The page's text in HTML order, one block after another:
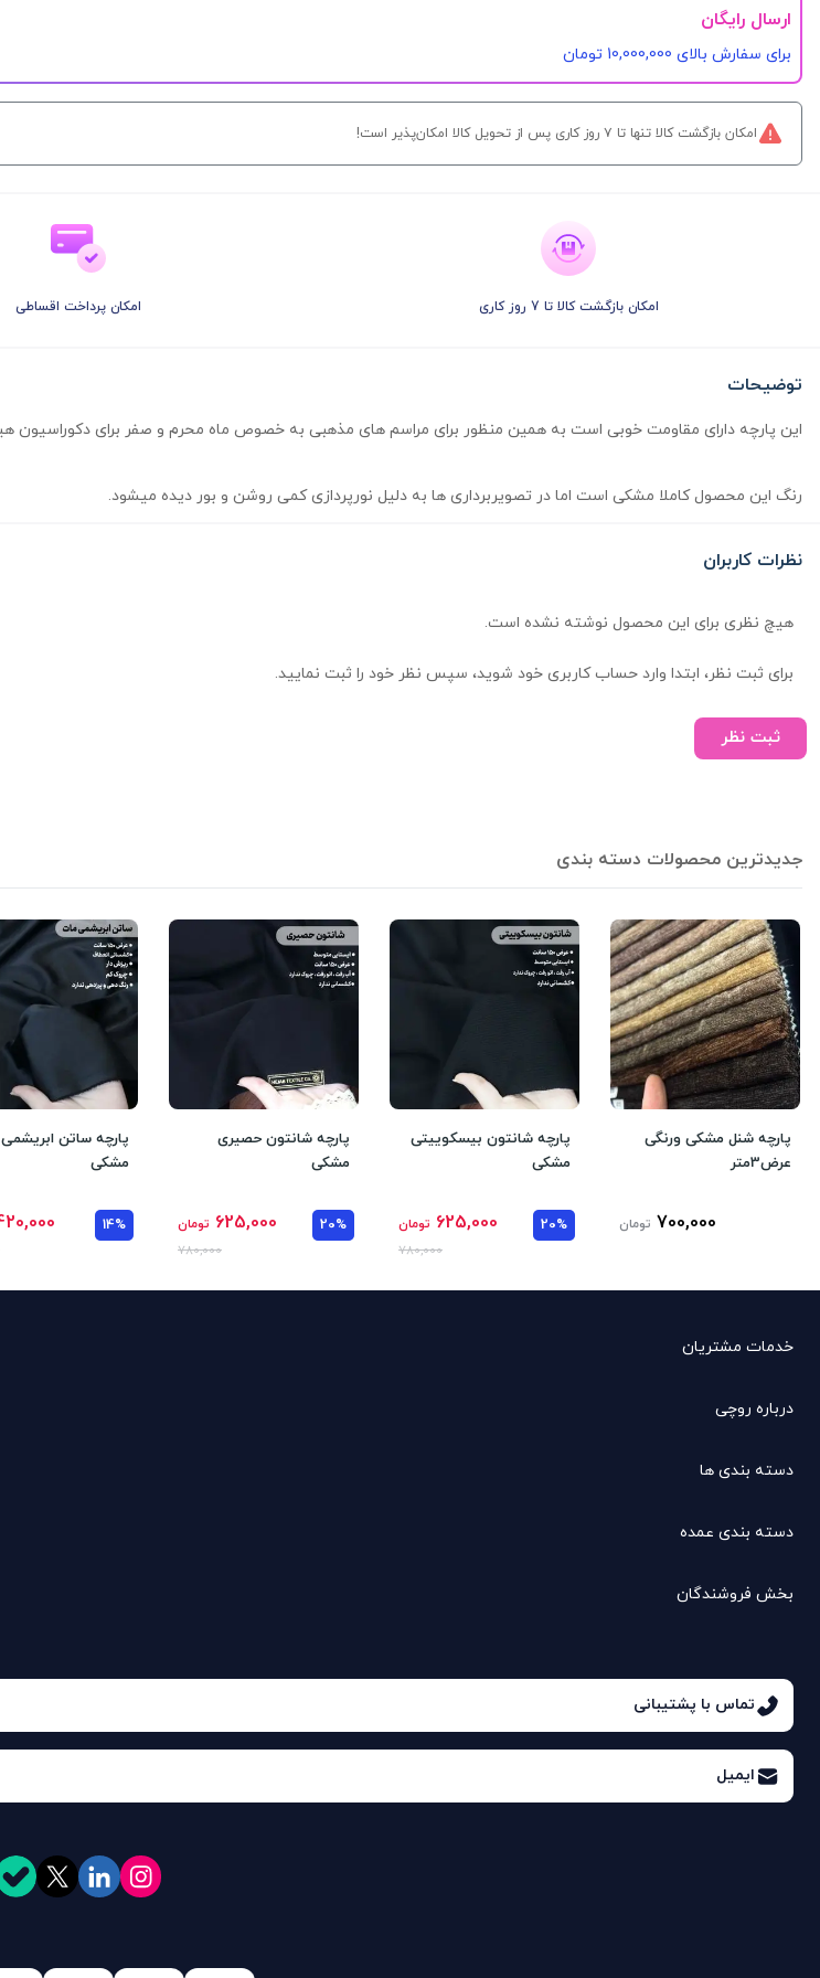
ارسال رایگان
برای سفارش‌ بالای 10,000,000 تومان
امکان بازگشت کالا تنها تا ۷ روز کاری پس از تحویل کالا امکان‌پذیر است!
امکان بازگشت کالا تا 7 روز کاری امکان پرداخت اقساطی
توضیحات
این پارچه دارای مقاومت خوبی است به همین منظور برای مراسم های مذهبی به خصوص ماه محرم و صفر برای دکوراسیون
رنگ این محصول کاملا مشکی است اما در تصویربرداری ها به دلیل نورپردازی کمی روشن و بور دیده میشود.
نظرات کاربران
هیچ نظری برای این محصول نوشته نشده است.
برای ثبت نظر، ابتدا وارد حساب کاربری خود شوید، سپس نظر خود را ثبت نمایید.
ثبت نظر
جدیدترین محصولات دسته بندی
پارچه شنل مشکی و‌رنگی
عرض3متر
700,000 تومان
پارچه شانتون بیسکوییتی
مشکی
20%
625,000 تومان
780,000
پارچه شانتون حصیری
مشکی
20%
625,000 تومان
780,000
پارچه ساتن
مشکی
14%
خدمات مشتریان
درباره روچی
دسته بندی ها
دسته بندی عمده
بخش فروشندگان
تماس با پشتیبانی
ایمیل